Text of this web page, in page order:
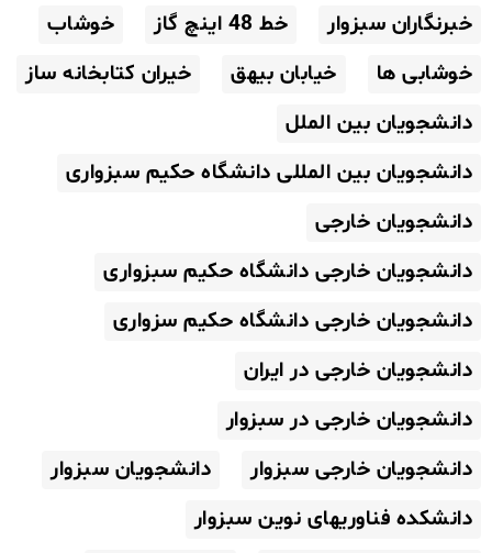
خبرنگاران سبزوار
خط 48 اینچ گاز
خوشاب
خوشابی ها
خیابان بیهق
خیران کتابخانه ساز
دانشجویان بین الملل
دانشجویان بین المللی دانشگاه حکیم سبزواری
دانشجویان خارجی
دانشجویان خارجی دانشگاه حکیم سبزواری
دانشجویان خارجی دانشگاه حکیم سزواری
دانشجویان خارجی در ایران
دانشجویان خارجی در سبزوار
دانشجویان خارجی سبزوار
دانشجویان سبزوار
دانشکده فناوریهای نوین سبزوار